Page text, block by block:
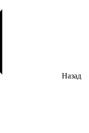
Назад